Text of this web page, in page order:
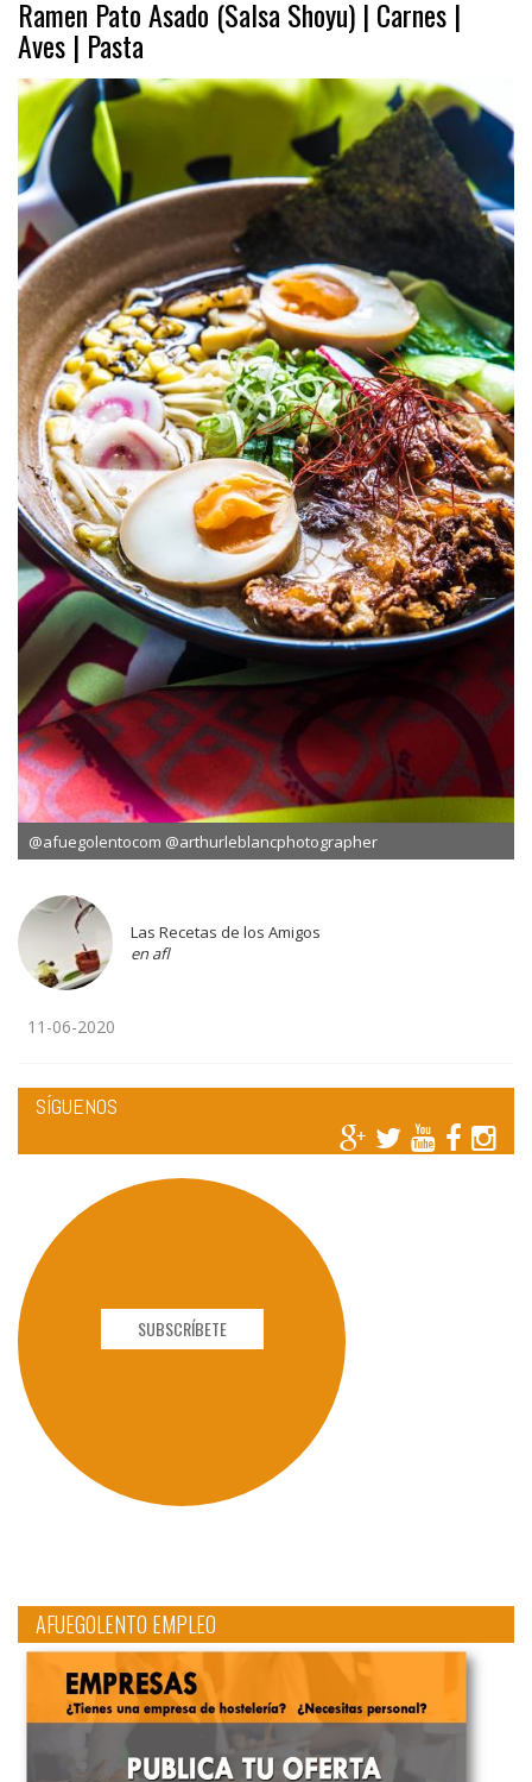
Ramen Pato Asado (Salsa Shoyu) | Carnes |
Aves | Pasta
@afuegolentocom @arthurleblancphotographer
Las Recetas de los Amigos
en afl
11-06-2020
SÍGUENOS
SUBSCRÍBETE
AFUEGOLENTO EMPLEO